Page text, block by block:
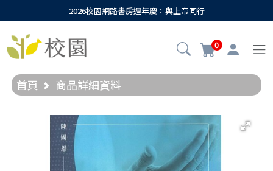
2026校園網路書房週年慶：與上帝同行
0
首頁 商品詳細資料